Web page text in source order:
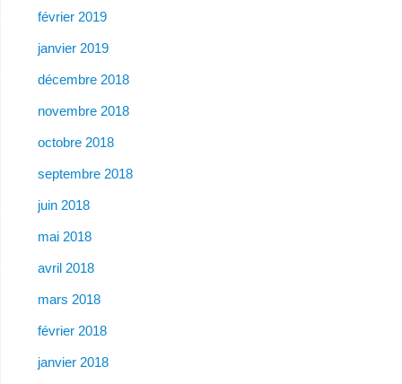
février 2019
janvier 2019
décembre 2018
novembre 2018
octobre 2018
septembre 2018
juin 2018
mai 2018
avril 2018
mars 2018
février 2018
janvier 2018